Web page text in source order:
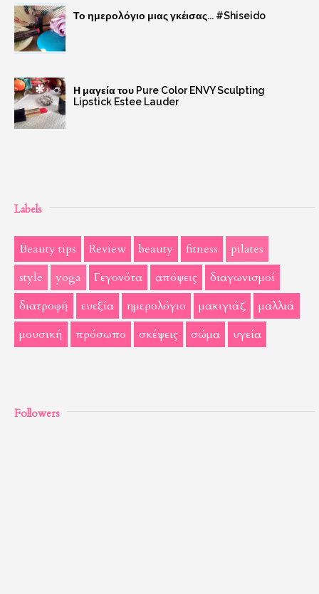
Το ημερολόγιο μιας γκέισας... #Shiseido
Η μαγεία του Pure Color ENVY Sculpting
Lipstick Estee Lauder
Labels
Beauty tips Review beauty fitness
pilates
style
yoga Γεγονότα απόψεις
διαγωνισμοί
διατροφή
ευεξία ημερολόγιο μακιγιάζ
μαλλιά
μουσική
πρόσωπο σκέψεις σώμα υγεία
Followers